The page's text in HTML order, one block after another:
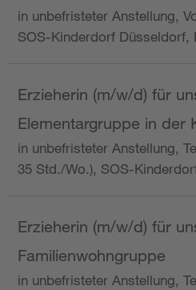
in unbefristeter Anstellung,
SOS-Kinderdorf Düsseldorf,
Erzieherin (m/w/d) für
Elementargruppe in der
in unbefristeter Anstellung,
35 Std./Wo.), SOS-
Erzieherin (m/w/d) für
Familienwohngruppe
in unbefristeter Anstellung,